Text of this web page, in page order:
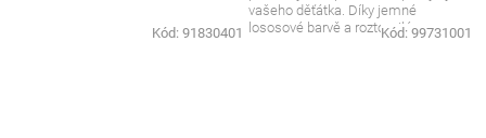
Kód: 91830401
vašeho děťátka. Díky jemné
lososové barvě a roztomilému
Kód: 99731001